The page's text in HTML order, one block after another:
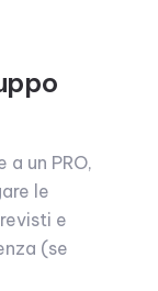
un PRO,
le
e
(se